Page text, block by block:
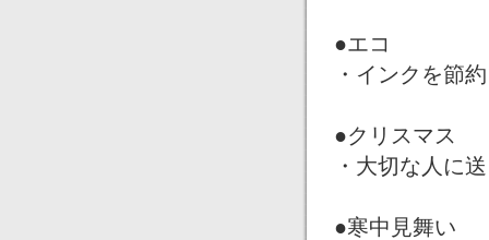
●エコ
・インクを節
●クリスマス
・大切な人に
●寒中見舞い